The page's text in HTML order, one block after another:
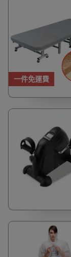
一件免運費